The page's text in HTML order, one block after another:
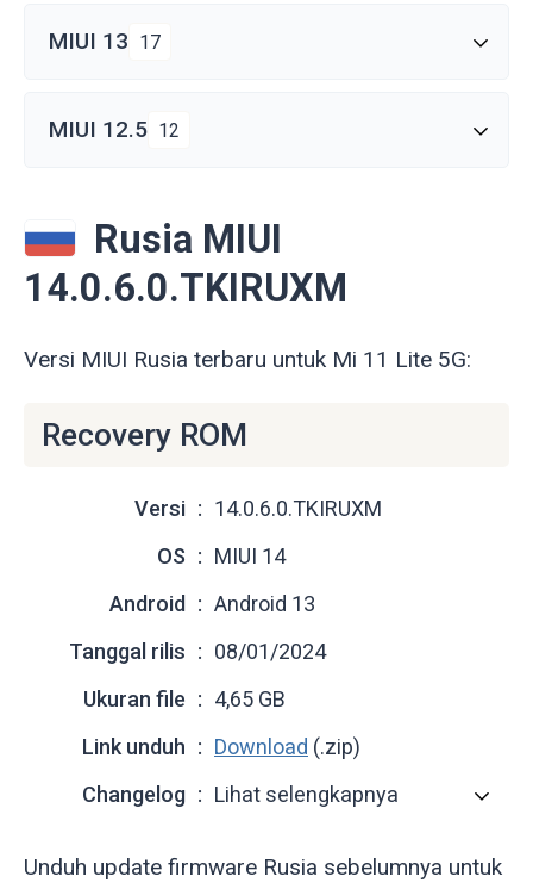
MIUI 13 17
MIUI 12.5 12
Rusia MIUI
14.0.6.0.TKIRUXM
Versi MIUI Rusia terbaru untuk Mi 11 Lite 5G:
Recovery ROM
Versi
14.0.6.0.TKIRUXM
OS
MIUI 14
Android
Android 13
Tanggal rilis
08/01/2024
Ukuran file
4,65 GB
Link unduh
Download (.zip)
Changelog
Lihat selengkapnya
Unduh update firmware Rusia sebelumnya untuk